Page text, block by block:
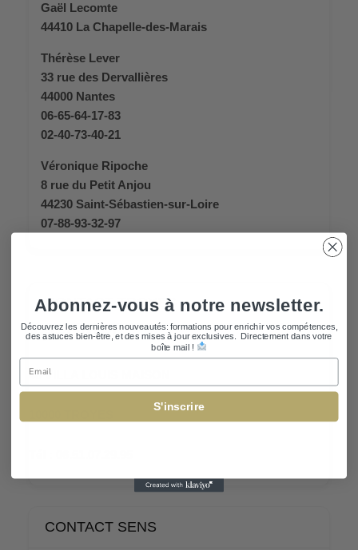
Gaël Lecomte
44410 La Chapelle-des-Marais
Thérèse Lever
33 rue des Dervallières
44000 Nantes
06-65-64-17-83
02-40-73-40-21
Véronique Ripoche
8 rue du Petit Anjou
44230 Saint-Sébastien-sur-Loire
07-88-93-32-97
CONTACT TROYES
Najiba CHAFIKI
40 VILLA LOUIS MAISON
CONTACT SENS
Abonnez-vous à notre newsletter.
Découvrez les dernières nouveautés: formations pour enrichir vos compétences,
des astuces bien-être, et des mises à jour exclusives. Directement dans votre
boîte mail !
Email
S'inscrire